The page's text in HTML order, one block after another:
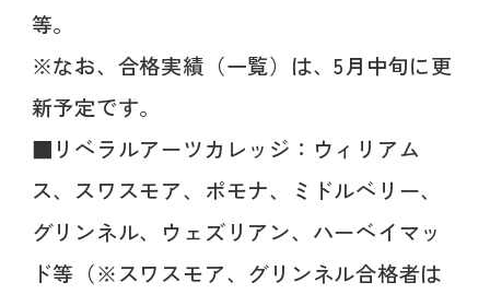
等。
※なお、合格実績（一覧）は、5月中旬に更
新予定です。
■リベラルアーツカレッジ：ウィリアム
ス、スワスモア、ポモナ、ミドルベリー、
グリンネル、ウェズリアン、ハーベイマッ
ド等（※スワスモア、グリンネル合格者は